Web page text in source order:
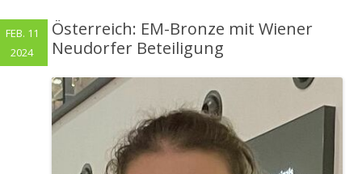
Österreich: EM-Bronze mit Wiener
Neudorfer Beteiligung
FEB. 11
2024